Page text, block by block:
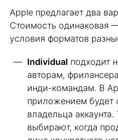
Apple предлагает два
Стоимость одинаковая
условия форматов
Individual подходит
авторам,
инди-командам. В
приложением будет
владельца
выбирают, когда